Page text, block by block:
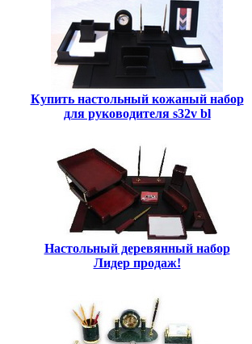
Купить настольный кожаный набор
для руководителя s32v bl
Настольный деревянный набор
Лидер продаж!